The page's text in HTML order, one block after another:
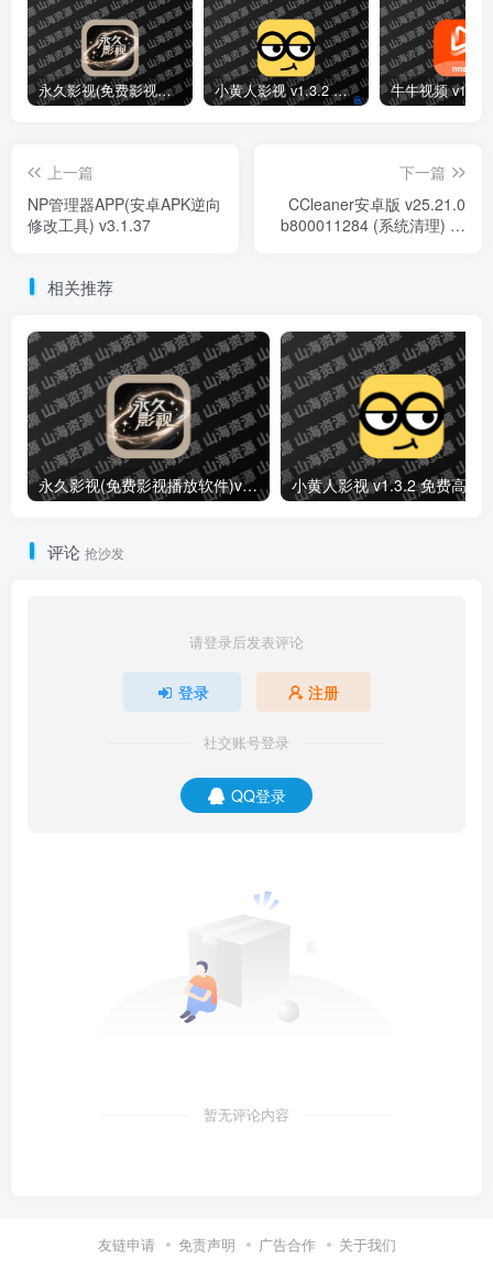
永久影视(免费影视播放软件)v1.1.8 解锁去广告纯净版 小黄人影视 v1.3.2 免费高清影视剧集短剧去广告纯净版
上一篇
NP管理器APP(安卓APK逆向
修改工具) v3.1.37
下一篇
CCleaner安卓版 v25.21.0
b800011284 (系统清理) 专
相关推荐
永久影视(免费影视播放软件)v1.1.8 解锁去广告纯净版
评论 抢沙发
请登录后发表评论
登录 注册
社交账号登录
QQ登录
暂无评论内容
友链申请 免责声明 广告合作 关于我们